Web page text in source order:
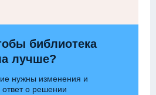
библиотека
лучше?
нужны изменения и
ответ о решении